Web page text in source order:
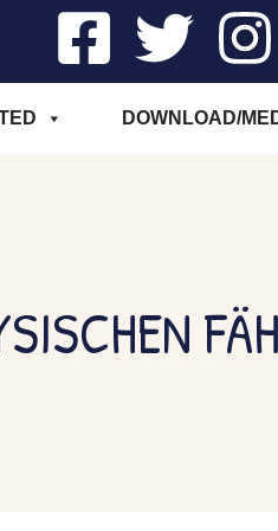
DOWNLOAD/